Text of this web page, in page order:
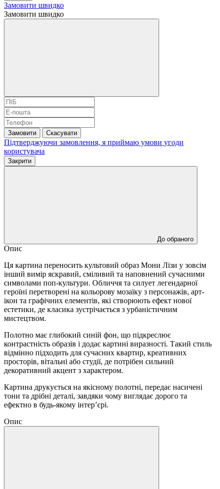
Замовити швидко
Замовити швидко
Замовити Скасувати
Підтверджуючи замовлення, я приймаю умови угоди
користувача
Закрити
До обраного
Опис
Ця картина переносить культовий образ Мони Лізи у зовсім
інший вимір яскравий, сміливий та наповнений сучасними
символами поп-культури. Обличчя та силует легендарної
героїні перетворені на кольорову мозаїку з персонажів, арт-
ікон та графічних елементів, які створюють ефект нової
естетики, де класика зустрічається з урбаністичним
мистецтвом.
Полотно має глибокий синій фон, що підкреслює
контрастність образів і додає картині виразності. Такий стиль
відмінно підходить для сучасних квартир, креативних
просторів, вітальні або студії, де потрібен сильний
декоративний акцент з характером.
Картина друкується на якісному полотні, передає насичені
тони та дрібні деталі, завдяки чому виглядає дорого та
ефектно в будь-якому інтер’єрі.
Опис